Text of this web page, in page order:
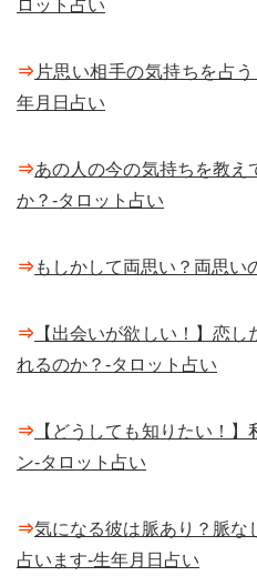
ロット占い
⇒ 片思い相手の気持ちを占
年月日占い
⇒あの人の今の気持ちを教え
か？-タロット占い
⇒もしかして両思い？両思い
⇒ 【出会いが欲しい！】恋
れるのか？-タロット占い
⇒ 【どうしても知りたい！
ン-タロット占い
⇒気になる彼は脈あり？脈な
占います-生年月日占い